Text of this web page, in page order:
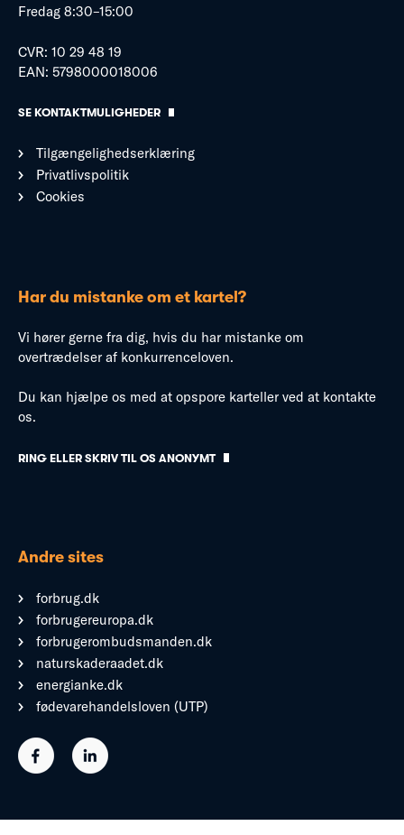
Fredag 8:30–15:00
CVR: 10 29 48 19
EAN: 5798000018006
SE KONTAKTMULIGHEDER
Tilgængelighedserklæring
Privatlivspolitik
Cookies
Har du mistanke om et kartel?
Vi hører gerne fra dig, hvis du har mistanke om
overtrædelser af konkurrenceloven.
Du kan hjælpe os med at opspore karteller ved at kontakte
os.
RING ELLER SKRIV TIL OS ANONYMT
Andre sites
forbrug.dk
forbrugereuropa.dk
forbrugerombudsmanden.dk
naturskaderaadet.dk
energianke.dk
fødevarehandelsloven (UTP)